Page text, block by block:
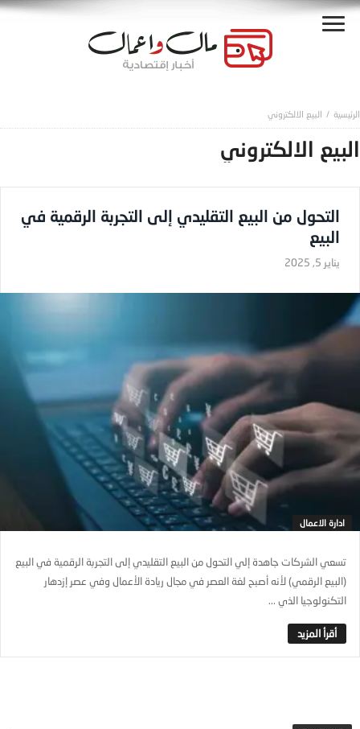
البيع الالكتروني
البيع الالكتروني
التحول من البيع التقليدي إلى التجربة الرقمية في
البيع
يناير 5, 2025
ادارة الاعمال
تسعي الشركات جاهدة إلي التحول من البيع التقليدي إلى التجربة الرقمية في البيع
(البيع الرقمي) لأنه أصبح لغة العصر في مجال ريادة الأعمال وفي عصر إزدهار
التكنولوجيا الذي ...